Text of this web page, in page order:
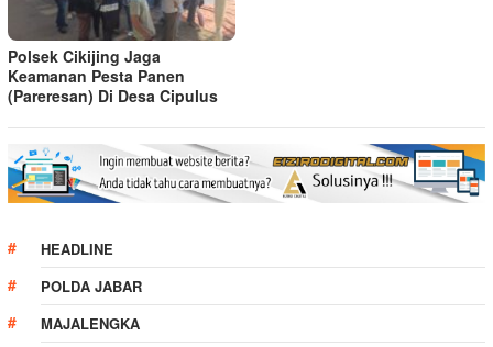
Polsek Cikijing Jaga
Keamanan Pesta Panen
(Pareresan) Di Desa Cipulus
HEADLINE
POLDA JABAR
MAJALENGKA